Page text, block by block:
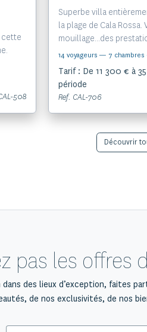
cette
508
Superbe villa
la plage de Cala
mouillage...des
14 voyageurs — 7 chambres
Tarif : De 11 300 € à
période
Ref. CAL-706
Découvrir
pas les offres
dans des lieux d’exception, faites
de nos exclusivités, de nos